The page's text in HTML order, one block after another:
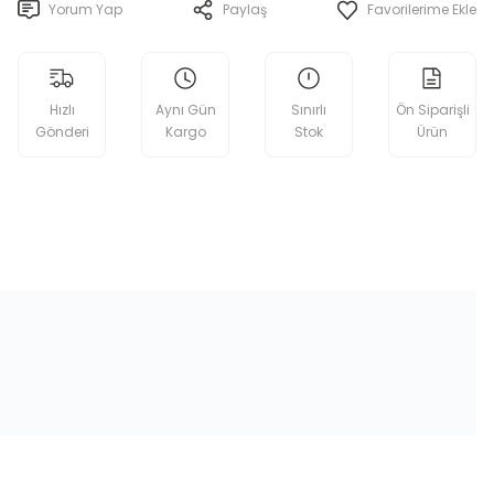
Yorum Yap Paylaş
Hızlı
Gönderi
Aynı Gün
Kargo
Sınırlı
Stok
Ön Siparişli
Ürün